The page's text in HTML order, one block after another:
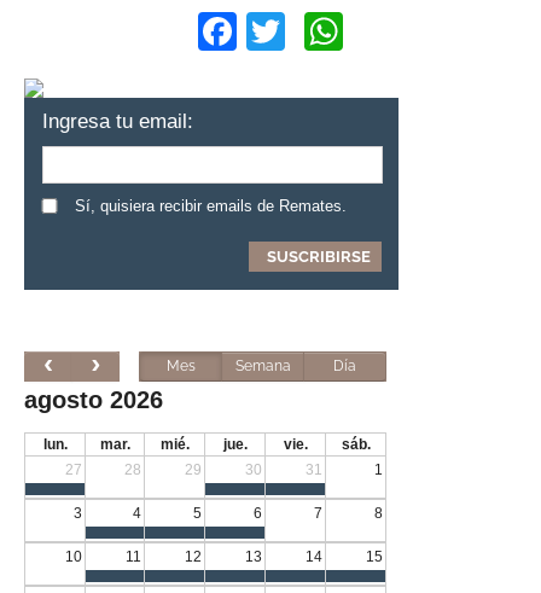
Facebook
Twitter
Ingresa tu email:
Sí, quisiera recibir emails de Remates.
Mes Semana Día
agosto 2026
lun. mar. mié. jue. vie.
sáb.
27
28 29 30 31 1
3 4 5 6 7 8
10 11 12 13 14 15